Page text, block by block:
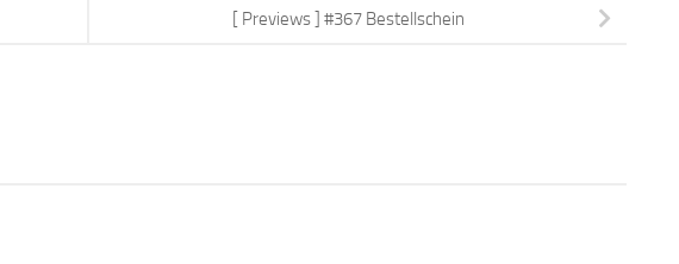
[ Previews ] #367 Bestellschein